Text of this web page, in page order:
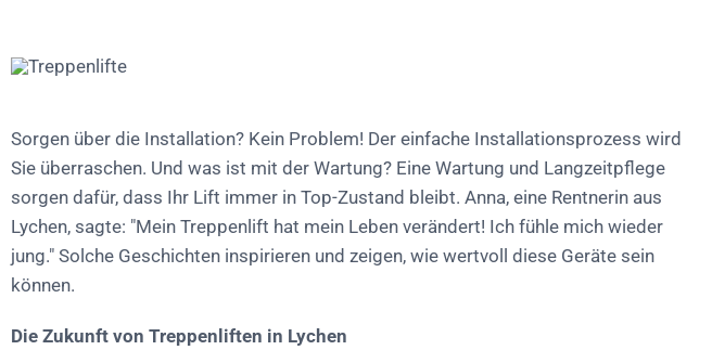
Sorgen über die Installation? Kein Problem! Der einfache Installationsprozess wird
Sie überraschen. Und was ist mit der Wartung? Eine Wartung und Langzeitpflege
sorgen dafür, dass Ihr Lift immer in Top-Zustand bleibt. Anna, eine Rentnerin aus
Lychen, sagte: "Mein Treppenlift hat mein Leben verändert! Ich fühle mich wieder
jung." Solche Geschichten inspirieren und zeigen, wie wertvoll diese Geräte sein
können.
Die Zukunft von Treppenliften in Lychen